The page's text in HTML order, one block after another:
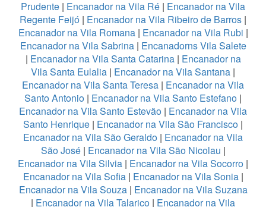
Prudente | Encanador na Vila Ré | Encanador na Vila
Regente Feijó | Encanador na Vila Ribeiro de Barros |
Encanador na Vila Romana| Encanador na Vila Rubi |
Encanador na Vila Sabrina| Encanadorns Vila Salete
| Encanador na Vila Santa Catarina| Encanador na
Vila Santa Eulalia | Encanador na Vila Santana |
Encanador na Vila Santa Teresa | Encanador na Vila
Santo Antonio | Encanador na Vila Santo Estefano |
Encanador na Vila Santo Estevão | Encanador na Vila
Santo Henrique | Encanador na Vila São Francisco |
Encanador na Vila São Geraldo | Encanador na Vila
São José| Encanador na Vila São Nicolau |
Encanador na Vila Silvia | Encanador na Vila Socorro |
Encanador na Vila Sofia| Encanador na Vila Sonia|
Encanador na Vila Souza| Encanador na Vila Suzana
| Encanador na Vila Talarico | Encanador na Vila